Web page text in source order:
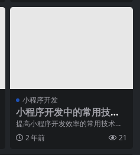
小程序开发
小程序开发中的常用技术
和工具
提高小程序开发效率的常用技术和
工具近年来，随着移动互联网的发
展，小程序逐渐成为了
2 年前 21